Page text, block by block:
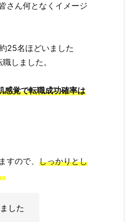
さん何となくイメージ
25名ほどいました
しました。
感覚で転職成功確率は
ので、 しっかりとし
した